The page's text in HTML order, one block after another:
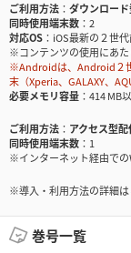
ご利用方法
ダウンロード
同時使用端末数
2
対応OS
iOS最新の２世
※コンテンツの使用にあ
※Androidは、Android２
末（Xperia、GALAXY、
必要メモリ容量
414 MB
ご利用方法
アクセス型配
同時使用端末数
1
※インターネット経由での
※導入・利用方法の詳細は
巻号一覧